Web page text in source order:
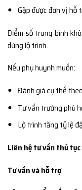
Gặp được đơn vị hỗ
Điểm số trung bình
đúng lộ trình.
Nếu phụ huynh muốn:
Đánh giá cụ thể
Tư vấn trường phù
Lộ trình tăng tỷ lệ
Liên hệ tư vấn thủ
Tư vấn và hỗ trợ